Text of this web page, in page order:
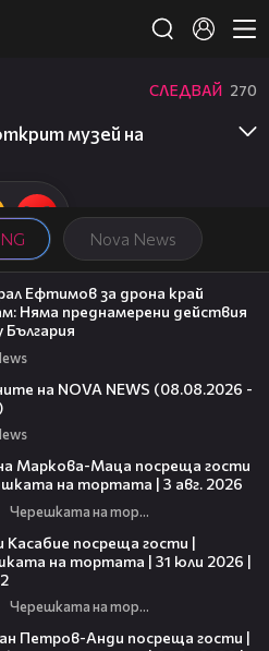
Nova News
СЛЕДВАЙ 270
музей на
Ефтимов за дрона край
Няма преднамерени действия
България
на NOVA NEWS (08.08.2026 -
Маркова-Маца посреща гости
на тортата | 3 авг. 2026
Черешката на тортата
Касабие посреща гости |
на тортата | 31 юли 2026 |
Черешката на тортата
Петров-Анди посреща гости |